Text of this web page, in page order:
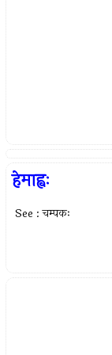
हेमाह्वः
See : चम्पकः